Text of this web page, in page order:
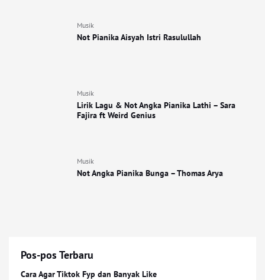
Musik
Not Pianika Aisyah Istri Rasulullah
Musik
Lirik Lagu & Not Angka Pianika Lathi – Sara
Fajira ft Weird Genius
Musik
Not Angka Pianika Bunga – Thomas Arya
Pos-pos Terbaru
Cara Agar Tiktok Fyp dan Banyak Like